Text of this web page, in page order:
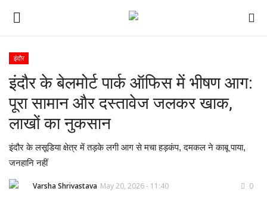
ई-पेपर
होम
Contact Us
इंदौर
इंदौर के बेलमोर्ट पार्क ऑफिस में भीषण आग:
पूरा सामान और दस्तावेज जलकर खाक,
लाखों का नुकसान
इंदौर के लसूडिया क्षेत्र में तड़के लगी आग से मचा हड़कंप, दमकल ने काबू पाया,
जनहानि नहीं
Varsha Shrivastava May 20, 2026 - 11:40 0